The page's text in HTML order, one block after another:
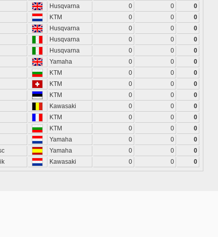
Husqvarna 0 0
0
KTM 0 0
0
Husqvarna 0 0
0
Husqvarna 0 0
0
Husqvarna 0 0
0
Yamaha 0 0
0
KTM 0 0
0
KTM 0 0
0
KTM 0 0
0
Kawasaki 0 0
0
KTM 0 0
0
KTM 0 0
0
Yamaha 0 0
0
Yamaha 0 0
0
Kawasaki 0 0 0